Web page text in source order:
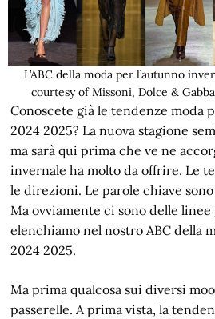
L’ABC della moda per l’autunno
courtesy of Missoni, Dolce &
Conoscete già le tendenze moda
2024 2025? La nuova stagione
ma sarà qui prima che ve ne
invernale ha molto da offrire. Le
le direzioni. Le parole chiave sono
Ma ovviamente ci sono delle linee
elenchiamo nel nostro ABC della
2024 2025.
Ma prima qualcosa sui diversi
passerelle. A prima vista, la